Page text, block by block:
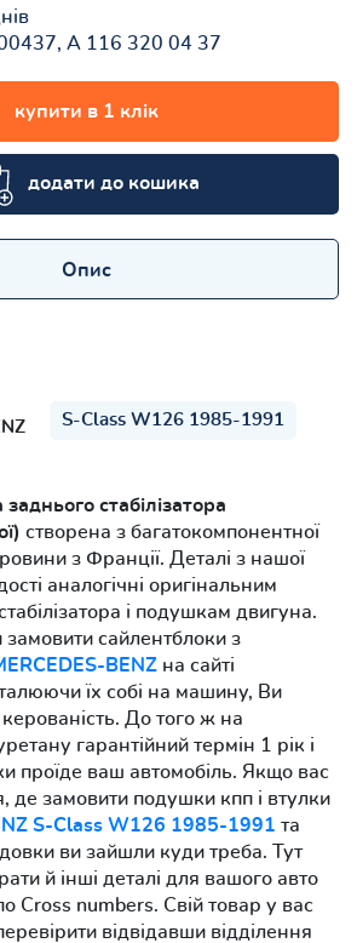
A 116 320 04 37
купити в 1 клік
додати до кошика
Опис
S-Class W126 1985-1991
заднього стабілізатора
створена з багатокомпонентної
з Франції. Деталі з нашої
аналогічні оригінальним
і подушкам двигуна.
сайлентблоки з
BENZ на сайті
їх собі на машину, Ви
керованість. До того ж на
гарантійний термін 1 рік і
проїде ваш автомобіль. Якщо вас
де замовити подушки кпп і втулки
S-Class W126 1985-1991 та
ви зайшли куди треба. Тут
й інші деталі для вашого авто
Cross numbers. Свій товар у вас
відвідавши відділення